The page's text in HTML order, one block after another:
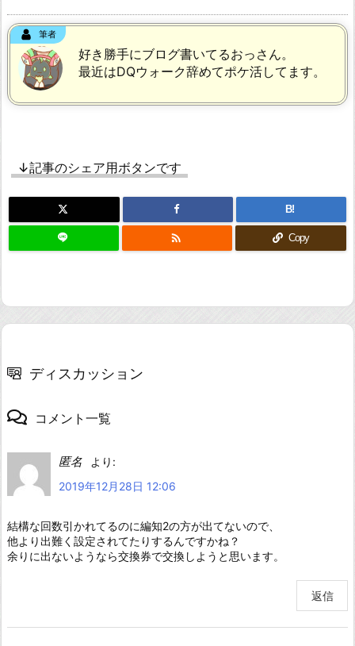
筆者
好き勝手にブログ書いてるおっさん。
最近はDQウォーク辞めてポケ活してます。
↓記事のシェア用ボタンです
B!
 Copy
ディスカッション
コメント一覧
匿名
より:
2019年12月28日 12:06
結構な回数引かれてるのに編知2の方が出てないので、
他より出難く設定されてたりするんですかね？
余りに出ないようなら交換券で交換しようと思います。
返信